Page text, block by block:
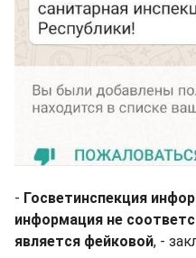
- Госветинспекция
информация не
является фейковой, -